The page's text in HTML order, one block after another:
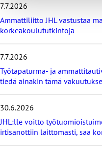
ä
t
u
u
t
i
e
t
7.7.2026
Ammattiliitto JHL vastustaa
korkeakoulututkintoja
7.7.2026
Työtapaturma- ja
tiedä ainakin tämä
30.6.2026
JHL:lle voitto
irtisanottiin laittomasti, saa